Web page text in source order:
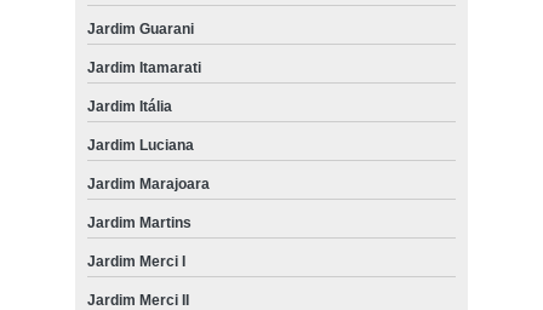
Jardim Guarani
Jardim Itamarati
Jardim Itália
Jardim Luciana
Jardim Marajoara
Jardim Martins
Jardim Merci I
Jardim Merci II